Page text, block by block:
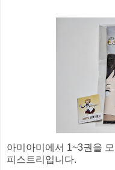
아미아미에서 1~3권을
피스트리입니다.